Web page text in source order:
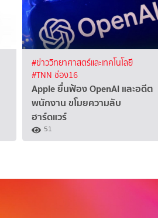
#ข่าววิทยาศาสตร์และเทคโนโลยี
#TNN ช่อง16
Apple ยื่นฟ้อง OpenAI และอดีต
พนักงาน ขโมยความลับ
ฮาร์ดแวร์
51